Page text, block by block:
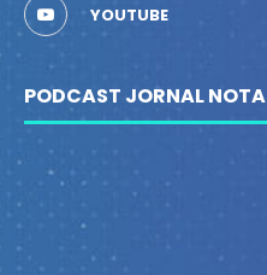
YOUTUBE
PODCAST JORNAL NOTA